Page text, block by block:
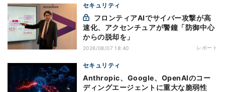
セキュリティ
速化、アクセンチュアが警鐘「防御中心
からの脱却を」
2026/08/07 18:40 レポート
セキュリティ
Anthropic、Google、OpenAIのコー
ディングエージェントに重大な脆弱性